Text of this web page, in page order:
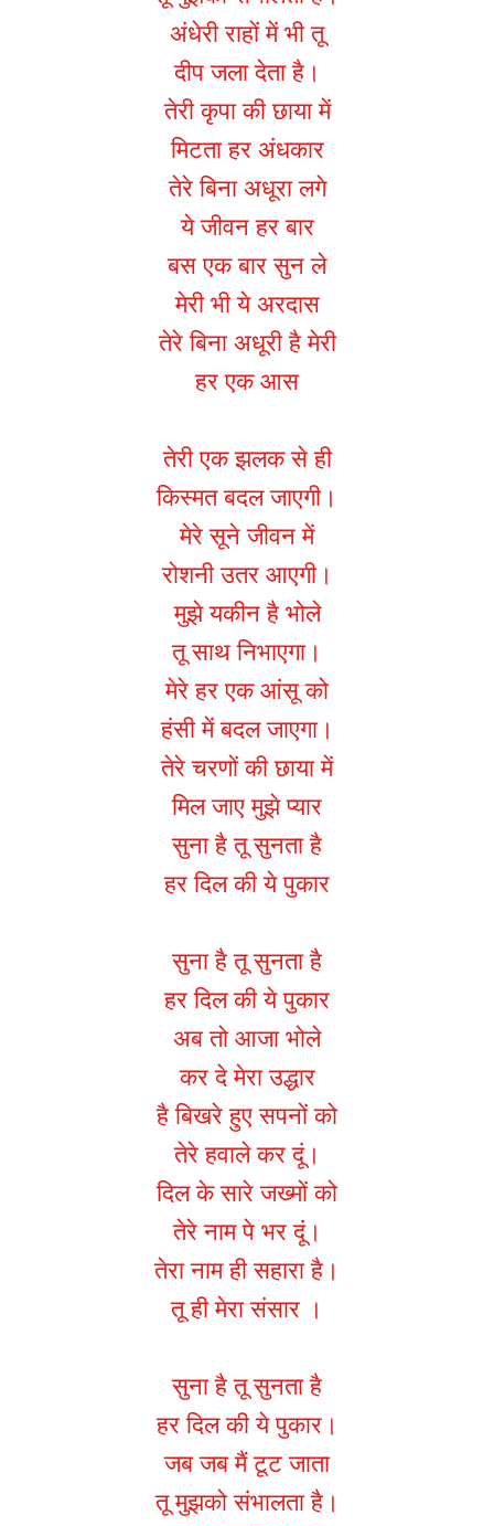
अंधेरी राहों में भी तू
दीप जला देता है।
तेरी कृपा की छाया में
मिटता हर अंधकार
तेरे बिना अधूरा लगे
ये जीवन हर बार
बस एक बार सुन ले
मेरी भी ये अरदास
तेरे बिना अधूरी है मेरी
हर एक आस
तेरी एक झलक से ही
किस्मत बदल जाएगी।
मेरे सूने जीवन में
रोशनी उतर आएगी।
मुझे यकीन है भोले
तू साथ निभाएगा।
मेरे हर एक आंसू को
हंसी में बदल जाएगा।
तेरे चरणों की छाया में
मिल जाए मुझे प्यार
सुना है तू सुनता है
हर दिल की ये पुकार
सुना है तू सुनता है
हर दिल की ये पुकार
अब तो आजा भोले
कर दे मेरा उद्धार
है बिखरे हुए सपनों को
तेरे हवाले कर दूं।
दिल के सारे जख्मों को
तेरे नाम पे भर दूं।
तेरा नाम ही सहारा है।
तू ही मेरा संसार ।
सुना है तू सुनता है
हर दिल की ये पुकार।
जब जब मैं टूट जाता
तू मुझको संभालता है।